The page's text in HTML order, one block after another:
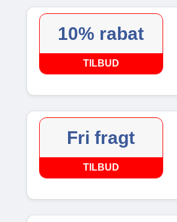
10% rabat
TILBUD
Fri fragt
TILBUD